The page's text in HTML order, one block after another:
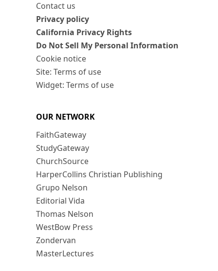
Contact us
Privacy policy
California Privacy Rights
Do Not Sell My Personal Information
Cookie notice
Site: Terms of use
Widget: Terms of use
OUR NETWORK
FaithGateway
StudyGateway
ChurchSource
HarperCollins Christian Publishing
Grupo Nelson
Editorial Vida
Thomas Nelson
WestBow Press
Zondervan
MasterLectures